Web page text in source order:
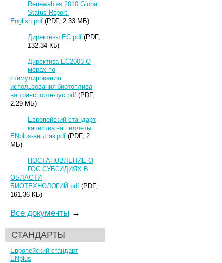
Renewables 2010 Global
Status Report-
English.pdf (PDF, 2.33 МБ)
Директивы ЕС.pdf (PDF,
132.34 КБ)
Директива ЕС2003-О
мерах по
стимулированию
использования биотоплива
на транспорте-рус.pdf (PDF,
2.29 МБ)
Европейский стандарт
качества на пеллеты
ENplus-англ.яз.pdf (PDF, 2
МБ)
ПОСТАНОВЛЕНИЕ О
ГОС.СУБСИДИЯХ В
ОБЛАСТИ
БИОТЕХНОЛОГИЙ.pdf (PDF,
161.36 КБ)
Все документы →
СТАНДАРТЫ
Европейский стандарт
ENplus